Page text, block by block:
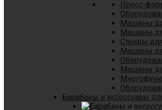
Пресс-
Машины
Машины
Стенды
Машины
Машины
Барабаны и аксессуары